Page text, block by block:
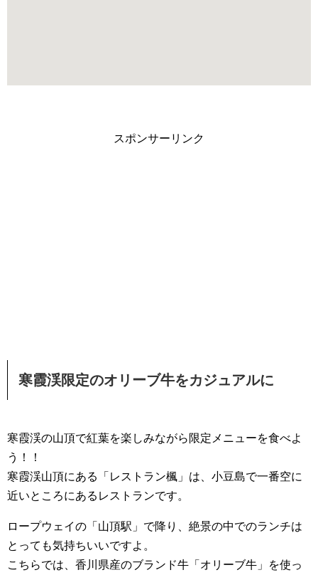
スポンサーリンク
寒霞渓限定のオリーブ牛をカジュアルに
寒霞渓の山頂で紅葉を楽しみながら限定メニューを食べよ
う！！
寒霞渓山頂にある「レストラン楓」は、小豆島で一番空に
近いところにあるレストランです。
ロープウェイの「山頂駅」で降り、絶景の中でのランチは
とっても気持ちいいですよ。
こちらでは、香川県産のブランド牛「オリーブ牛」を使っ